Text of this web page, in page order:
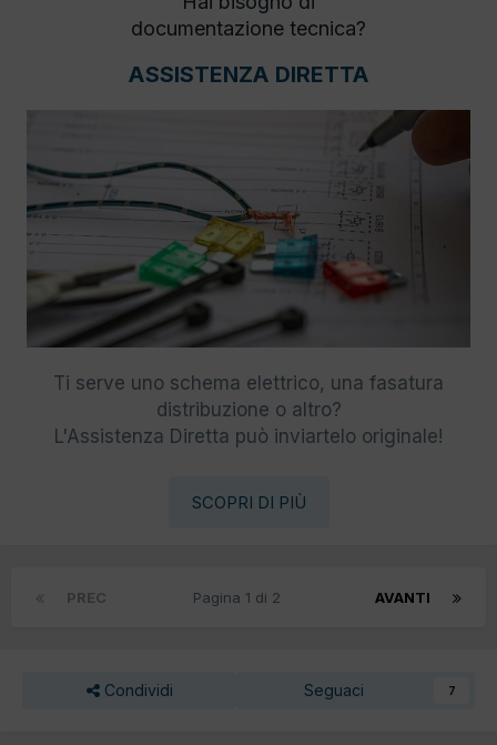
documentazione tecnica?
ASSISTENZA DIRETTA
Ti serve uno schema elettrico, una fasatura
distribuzione o altro?
L'Assistenza Diretta può inviartelo originale!
SCOPRI DI PIÙ
PREC AVANTI
Pagina 1 di 2
Condividi Seguaci 7